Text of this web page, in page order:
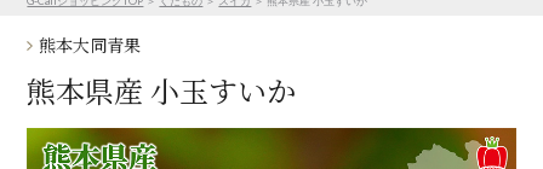
熊本大同青果
熊本県産 小玉すいか